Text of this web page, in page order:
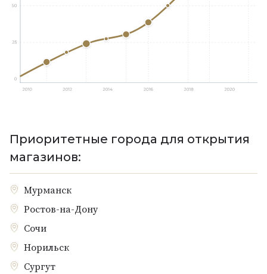
Приоритетные города для открытия
магазинов:
Мурманск
Ростов-на-Дону
Сочи
Норильск
Сургут